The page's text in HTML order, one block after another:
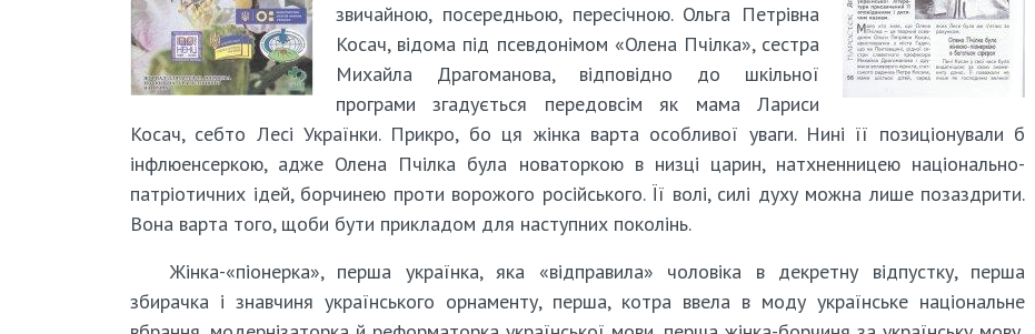
звичайною, посередньою, пересічною. Ольга Петрівна
Косач, відома під псевдонімом «Олена Пчілка», сестра
Михайла Драгоманова, відповідно до шкільної
програми згадується передовсім як мама Лариси
Косач, себто Лесі Українки. Прикро, бо ця жінка варта особливої уваги. Нині її позиціонували б
інфлюенсеркою, адже Олена Пчілка була новаторкою в низці царин, натхненницею національно-
патріотичних ідей, борчинею проти ворожого російського. Її волі, силі духу можна лише позаздрити.
Вона варта того, щоби бути прикладом для наступних поколінь.
Жінка-«піонерка», перша українка, яка «відправила» чоловіка в декретну відпустку, перша
збирачка і знавчиня українського орнаменту, перша, котра ввела в моду українське національне